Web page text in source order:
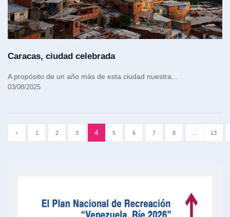
Caracas, ciudad celebrada
A propósito de un año más de esta ciudad nuestra...
03/08/2025
‹ 1 2 3 4 5 6 7 8 13